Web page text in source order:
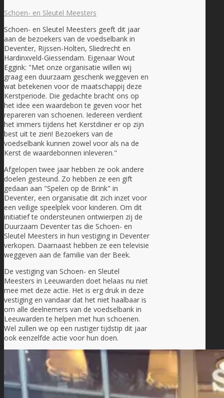
Schoen- en Sleutel Meesters
Schoen- en Sleutel Meesters geeft dit jaar
aan de bezoekers van de voedselbank in
Deventer, Rijssen-Holten, Sliedrecht en
Hardinxveld-Giessendam. Eigenaar Wout
Eggink: "Met onze organisatie willen wij
graag een duurzaam geschenk weggeven en
wat betekenen voor de maatschappij deze
Kerstperiode. Die gedachte bracht ons op
het idee een waardebon te geven voor het
repareren van schoenen. Iedereen verdient
het immers tijdens het Kerstdiner er op zijn
best uit te zien! Bezoekers van de
voedselbank kunnen zowel voor als na de
Kerst de waardebonnen inleveren."
Afgelopen twee jaar hebben ze ook andere
doelen gesteund. Zo hebben ze een gift
gedaan aan "Spelen op de Brink" in
Deventer, een organisatie dit zich inzet voor
een veilige speelplek voor kinderen. Om dit
initiatief te ondersteunen ontwierpen zij de
Duurzaam Deventer tas die Schoen- en
Sleutel Meesters in hun vestiging in Deventer
verkopen. Daarnaast hebben ze een televisie
weggeven aan de familie van der Beek.
De vestiging van Schoen- en Sleutel
Meesters in Leeuwarden doet helaas nu niet
mee met deze actie. Het is erg druk in deze
vestiging en vandaar dat het niet haalbaar is
om alle deelnemers van de voedselbank in
Leeuwarden te helpen met hun schoenen.
Wel zullen we op een rustiger tijdstip dit jaar
ook eenzelfde actie voor hun doen.